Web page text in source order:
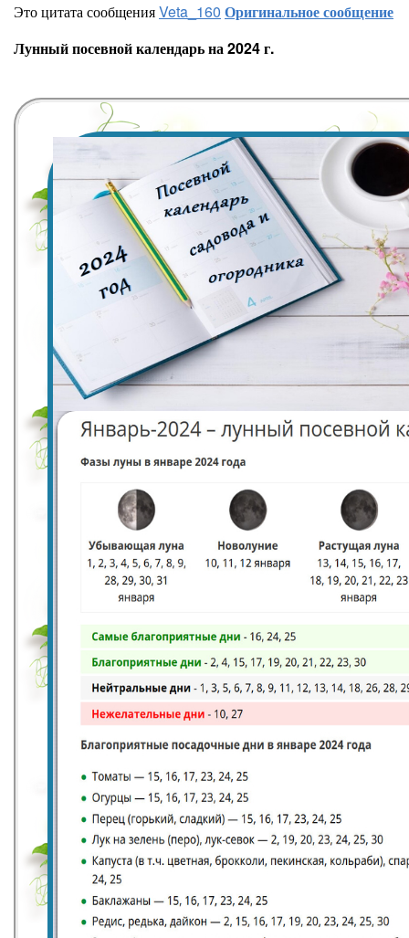
Это цитата сообщенияVeta_160 Оригинальное сообщение
Лунный посевной календарь на 2024 г.